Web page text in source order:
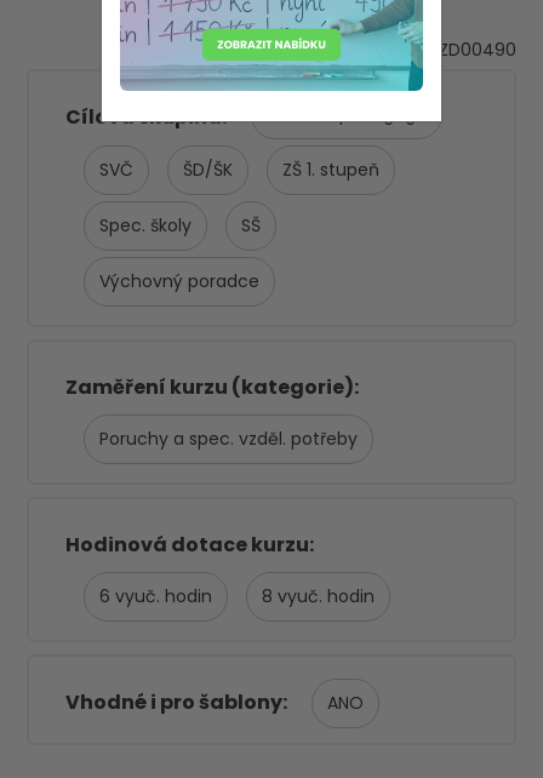
VZD00490
Cílová skupina
SVČ ŠD/ŠK ZŠ 1. stupeň
Spec. školy SŠ
Výchovný poradce
Zaměření kurzu (kategorie)
Poruchy a spec. vzděl. potřeby
Hodinová dotace kurzu
6 8
Vhodné i pro šablony ANO